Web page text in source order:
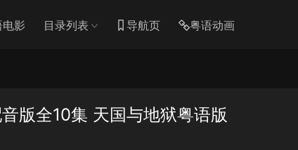
影 目录列表 导航页 粤语动画
版全10集 天国与地狱粤语版